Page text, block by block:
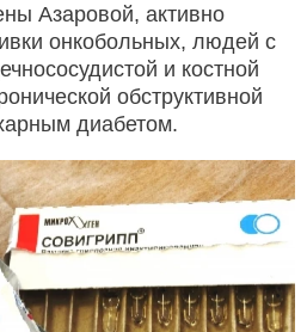
Азаровой, активно
онкобольных, людей с
и костной
обструктивной
диабетом.